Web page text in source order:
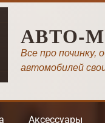
АВТО-
Все про починку,
автомобилей
Аксессуары